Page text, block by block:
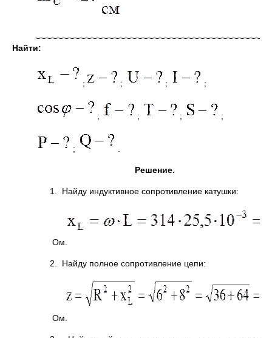
Найти:
; ; ; ;
; ; ; ;
;
Решение.
1. Найду индуктивное сопротивление катушки:
Ом.
2. Найду полное сопротивление цепи:
Ом.